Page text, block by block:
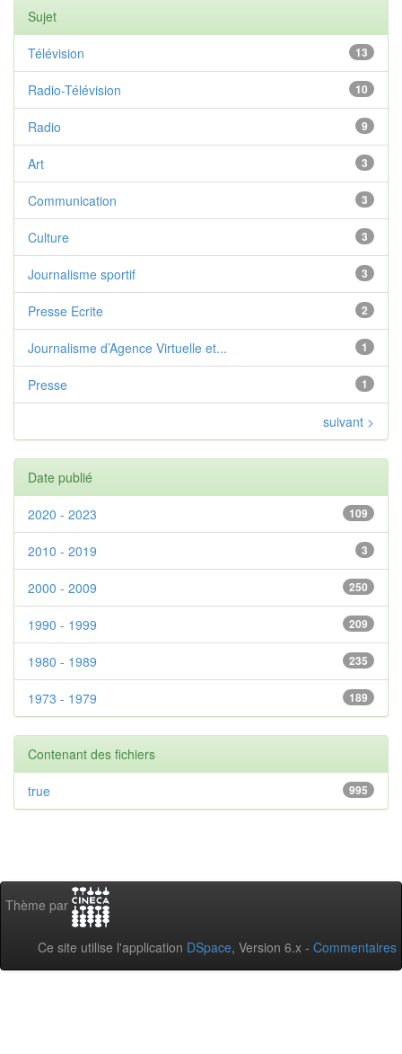
Sujet
13
Télévision
10
Radio-Télévision
9
Radio
3
Art
3
Communication
3
Culture
3
Journalisme sportif
2
Presse Ecrite
1
Journalisme d’Agence Virtuelle et...
1
Presse
suivant >
Date publié
109
2020 - 2023
3
2010 - 2019
250
2000 - 2009
209
1990 - 1999
235
1980 - 1989
189
1973 - 1979
Contenant des fichiers
995
true
Thème par
Ce site utilise l'application DSpace, Version 6.x - Commentaires